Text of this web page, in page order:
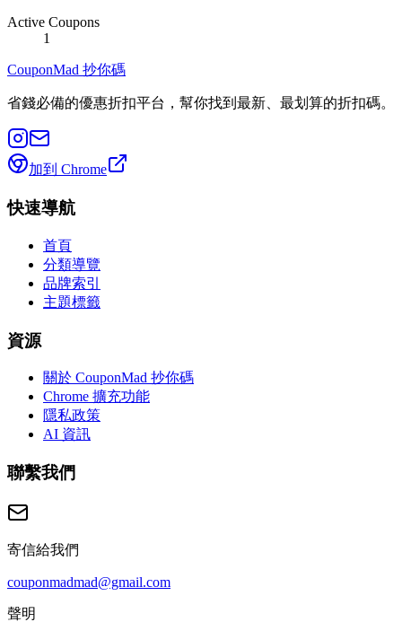
Active Coupons
1
CouponMad 抄你碼
省錢必備的優惠折扣平台，幫你找到最新、最划算的折扣碼。
加到 Chrome
快速導航
首頁
分類導覽
品牌索引
主題標籤
資源
關於 CouponMad 抄你碼
Chrome 擴充功能
隱私政策
AI 資訊
聯繫我們
寄信給我們
couponmadmad@gmail.com
聲明